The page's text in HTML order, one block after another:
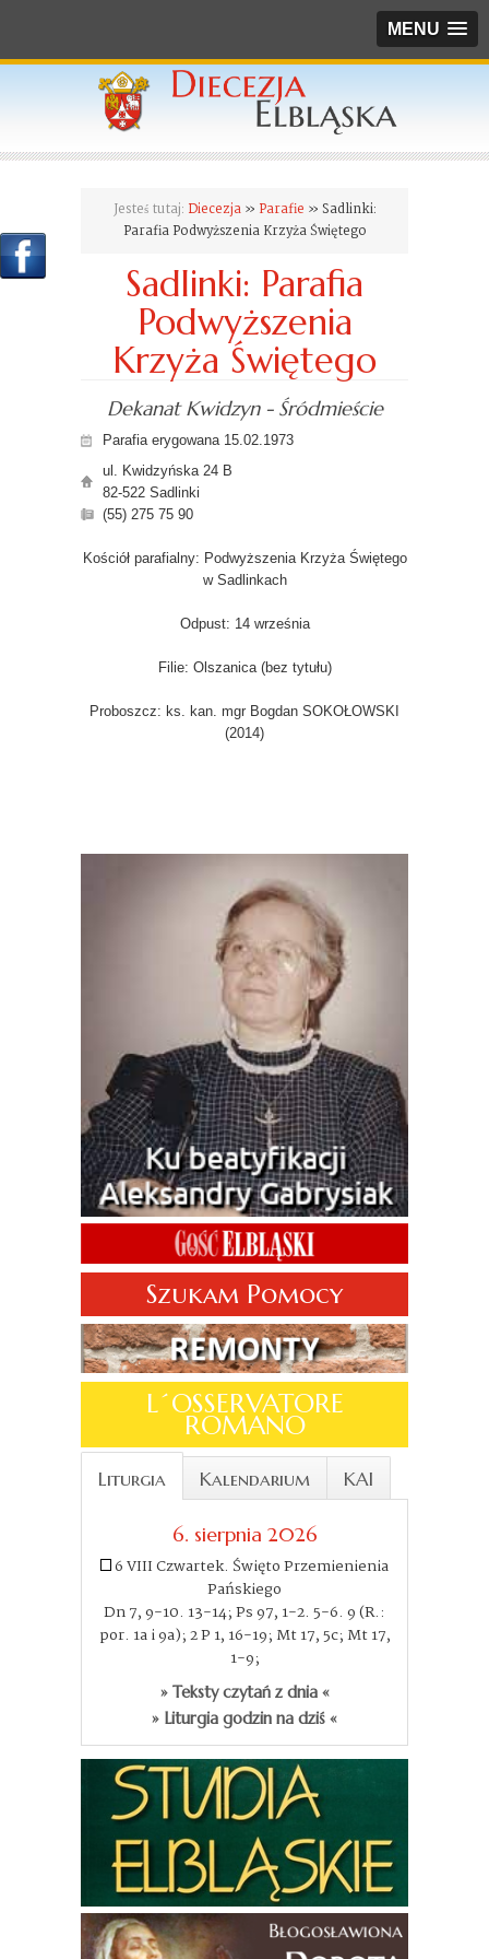
MENU
Jesteś tutaj: Diecezja» Parafie » Sadlinki:
Parafia Podwyższenia Krzyża Świętego
Sadlinki: Parafia
Podwyższenia
Krzyża Świętego
Dekanat Kwidzyn - Śródmieście
Parafia erygowana 15.02.1973
ul. Kwidzyńska 24 B
82-522 Sadlinki
(55) 275 75 90
Kościół parafialny: Podwyższenia Krzyża Świętego
w Sadlinkach
Odpust: 14 września
Filie: Olszanica (bez tytułu)
Proboszcz: ks. kan. mgr Bogdan SOKOŁOWSKI
(2014)
Szukam Pomocy
L´OSSERVATORE
ROMANO
Liturgia Kalendarium KAI
6. sierpnia 2026
6 VIII Czwartek. Święto Przemienienia
Pańskiego
Dn 7, 9-10. 13-14; Ps 97, 1-2. 5-6. 9 (R.:
por. 1a i 9a); 2 P 1, 16-19; Mt 17, 5c; Mt 17,
1-9;
» Teksty czytań z dnia «
» Liturgia godzin na dziś «